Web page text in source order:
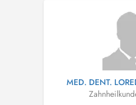
MED. DENT.